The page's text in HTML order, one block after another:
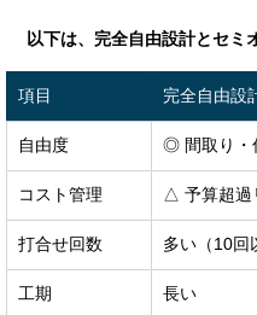
以下は、完全自由設計とセミ
項目 完全自由設
自由度 ◎ 間取り・
コスト管理 △ 予算超過
打合せ回数 多い（10回
工期 長い